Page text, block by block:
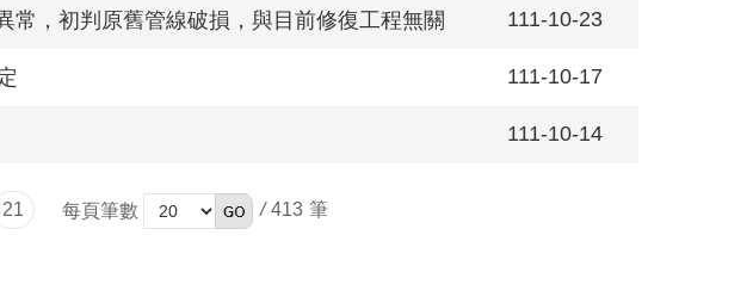
，初判原舊管線破損，與目前修復工程無關 111-10-23
111-10-17
111-10-14
21 每頁筆數 / 413